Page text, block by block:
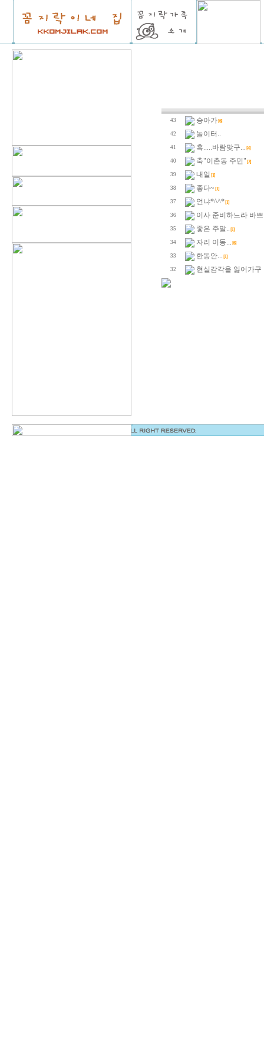
43 승아가 [6]
42 놀이터..
41 흑.....바람맞구... [4]
40 축"이촌동 주민" [2]
39 내일 [1]
38 좋다~ [1]
37 언냐*^^* [1]
36 이사 준비하느라 바
35 좋은 주말.. [1]
34 자리 이동... [6]
33 한동안... [1]
32 현실감각을 잃어가구